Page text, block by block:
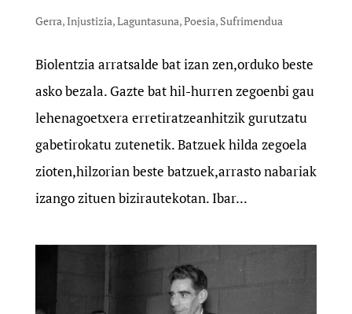
Gerra,Injustizia,Laguntasuna,Poesia, Sufrimendua
Biolentzia arratsalde bat izan zen,orduko beste
asko bezala. Gazte bat hil-hurren zegoenbi gau
lehenagoetxera erretiratzeanhitzik gurutzatu
gabetirokatu zutenetik. Batzuek hilda zegoela
zioten,hilzorian beste batzuek,arrasto nabariak
izango zituen bizirautekotan. Ibar...